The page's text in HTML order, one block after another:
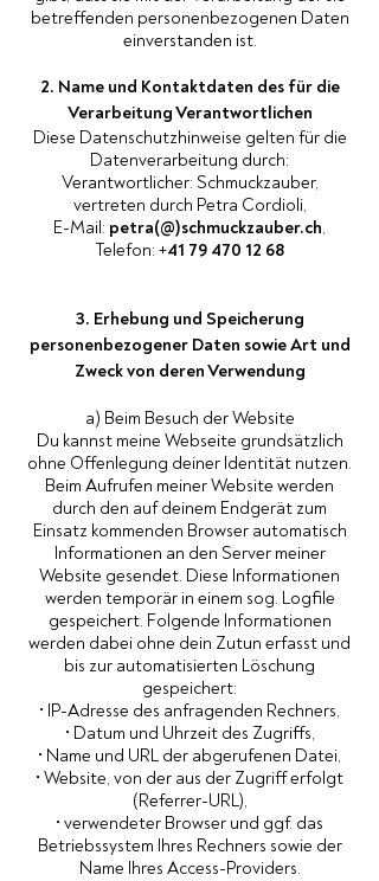
betreffenden personenbezogenen Daten
einverstanden ist.
2. Name und Kontaktdaten des für die
Verarbeitung Verantwortlichen
Diese Datenschutzhinweise gelten für die
Datenverarbeitung durch:
Verantwortlicher: Schmuckzauber,
vertreten durch Petra Cordioli,
E-Mail: petra(@)schmuckzauber.ch,
Telefon: +41 79 470 12 68
3. Erhebung und Speicherung
personenbezogener Daten sowie Art und
Zweck von deren Verwendung
a) Beim Besuch der Website
Du kannst meine Webseite grundsätzlich
ohne Offenlegung deiner Identität nutzen.
Beim Aufrufen meiner Website werden
durch den auf deinem Endgerät zum
Einsatz kommenden Browser automatisch
Informationen an den Server meiner
Website gesendet. Diese Informationen
werden temporär in einem sog. Logfile
gespeichert. Folgende Informationen
werden dabei ohne dein Zutun erfasst und
bis zur automatisierten Löschung
gespeichert:
• IP-Adresse des anfragenden Rechners,
• Datum und Uhrzeit des Zugriffs,
• Name und URL der abgerufenen Datei,
• Website, von der aus der Zugriff erfolgt
(Referrer-URL),
• verwendeter Browser und ggf. das
Betriebssystem Ihres Rechners sowie der
Name Ihres Access-Providers.